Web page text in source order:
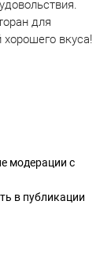
для
хорошего вкуса!
модерации с
в публикации